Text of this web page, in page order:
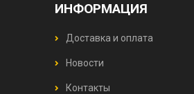
ИНФОРМАЦИЯ
Доставка и оплата
Новости
Контакты